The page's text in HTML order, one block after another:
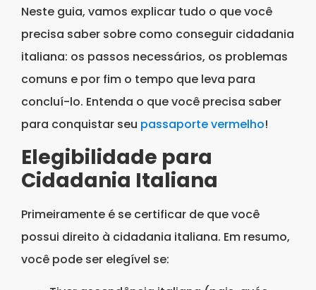
Neste guia, vamos explicar tudo o que você
precisa saber sobre como conseguir cidadania
italiana: os passos necessários, os problemas
comuns e por fim o tempo que leva para
concluí-lo. Entenda o que você precisa saber
para conquistar seu passaporte vermelho!
Elegibilidade para
Cidadania Italiana
Primeiramente é se certificar de que você
possui direito à cidadania italiana. Em resumo,
você pode ser elegível se: